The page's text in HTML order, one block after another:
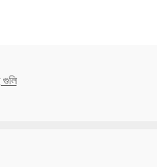
গুলি